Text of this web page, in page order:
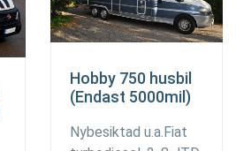
Hobby 750 husbil
(Endast 5000mil)
Nybesiktad u.a.Fiat